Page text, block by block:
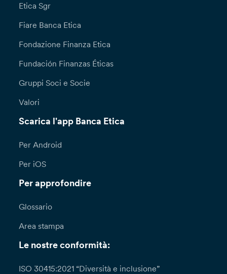
Etica Sgr
Fiare Banca Etica
Fondazione Finanza Etica
Fundación Finanzas Éticas
Gruppi Soci e Socie
Valori
Scarica l'app Banca Etica
Per Android
Per iOS
Per approfondire
Glossario
Area stampa
Le nostre conformità:
ISO 30415:2021 “Diversità e inclusione”